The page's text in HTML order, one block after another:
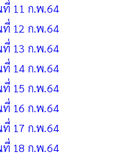
ที่ 11 ก.พ.64
ที่ 12 ก.พ.64
ที่ 13 ก.พ.64
ที่ 14 ก.พ.64
ที่ 15 ก.พ.64
ที่ 16 ก.พ.64
ที่ 17 ก.พ.64
ที่ 18 ก.พ.64